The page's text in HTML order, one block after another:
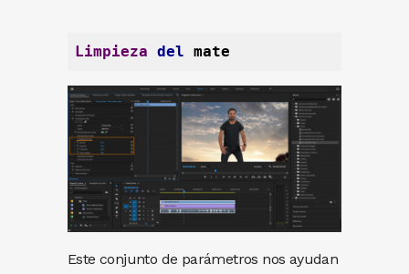
Limpieza del mate
Este conjunto de parámetros nos ayudan